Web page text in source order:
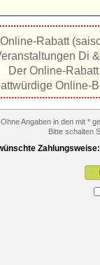
Rabatt
Di
Der Online-
Online-
Ohne Angaben in den mit *
Bitte schalten
Zahlungsweise: